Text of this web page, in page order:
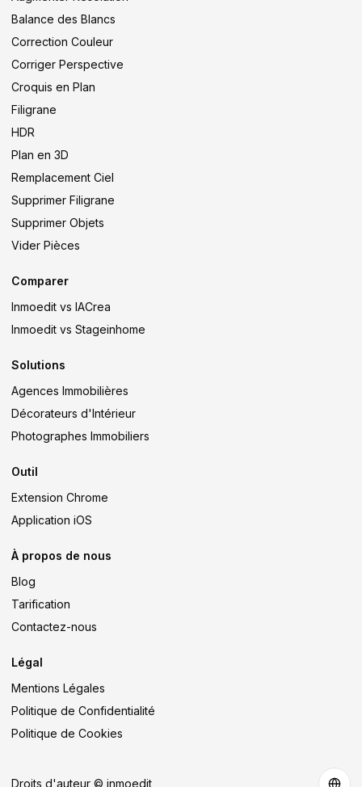
Balance des Blancs
Correction Couleur
Corriger Perspective
Croquis en Plan
Filigrane
HDR
Plan en 3D
Remplacement Ciel
Supprimer Filigrane
Supprimer Objets
Vider Pièces
Comparer
Inmoedit vs IACrea
Inmoedit vs Stageinhome
Solutions
Agences Immobilières
Décorateurs d'Intérieur
Photographes Immobiliers
Outil
Extension Chrome
Application iOS
À propos de nous
Blog
Tarification
Contactez-nous
Légal
Mentions Légales
Politique de Confidentialité
Politique de Cookies
Droits d'auteur © inmoedit